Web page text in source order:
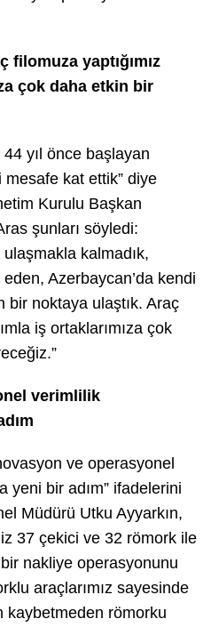
filomuza yaptığımız
çok daha etkin bir
yıl önce başlayan
kat ettik” diye
Kurulu Başkan
şunları söyledi:
kalmadık,
Azerbaycan’da kendi
bir noktaya ulaştık. Araç
iş ortaklarımıza çok
verimlilik
ve operasyonel
yeni bir adım” ifadelerini
Müdürü Utku Ayyarkın,
37 çekici ve 32 römork ile
nakliye operasyonunu
araçlarımız sayesinde
kaybetmeden römorku